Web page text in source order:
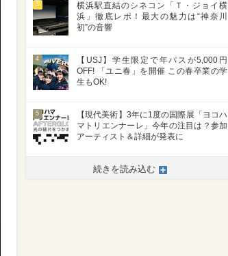
3
横浜駅直結のシネコン「Ｔ・ジョイ横
浜」徹底レポ！最大の魅力は“神奈川
初”の音響
4
【USJ】学生限定で年パスが5,000円
OFF! 「ユニ春」を開催 この春卒業の学
生もOK!
5
【現代美術】3年に1度の国際展「ヨコハ
マトリエンナーレ」今年の注目は？参加
アーティスト＆詳細が発表に
続きを読み込む